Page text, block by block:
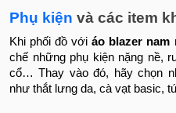
Phụ kiện và các item
Khi phối đồ vớiáo blazer nam
chế những phụ kiện nặng nề,
cổ… Thay vào đó, hãy chọn
như thắt lưng da, cà vạt basic,